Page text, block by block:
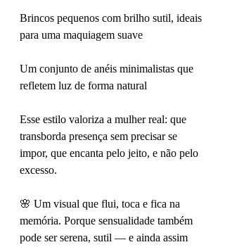
Brincos pequenos com brilho sutil, ideais
para uma maquiagem suave
Um conjunto de anéis minimalistas que
refletem luz de forma natural
Esse estilo valoriza a mulher real: que
transborda presença sem precisar se
impor, que encanta pelo jeito, e não pelo
excesso.
🌸 Um visual que flui, toca e fica na
memória. Porque sensualidade também
pode ser serena, sutil — e ainda assim